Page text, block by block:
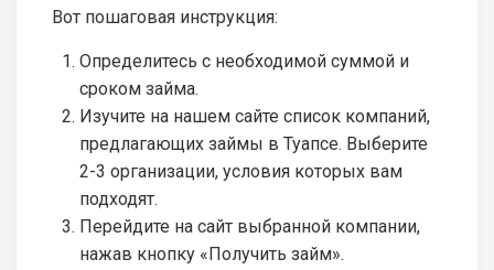
Вот пошаговая инструкция:
Определитесь с необходимой суммой и
сроком займа.
Изучите на нашем сайте список компаний,
предлагающих займы в Туапсе. Выберите
2-3 организации, условия которых вам
подходят.
Перейдите на сайт выбранной компании,
нажав кнопку «Получить займ».